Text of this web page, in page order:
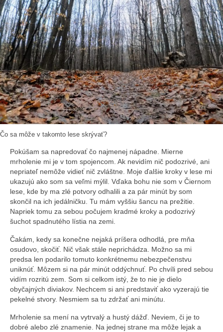
Čo sa môže v takomto lese skrývať?
Pokúšam sa napredovať čo najmenej nápadne. Mierne
mrholenie mi je v tom spojencom. Ak nevidím nič podozrivé, ani
nepriateľ nemôže vidieť nič zvláštne. Moje ďalšie kroky v lese mi
ukazujú ako som sa veľmi mýlil. Vďaka bohu nie som v Čiernom
lese, kde by ma zlé potvory odhalili a za pár minút by som
skončil na ich jedálničku. Tu mám vyššiu šancu na prežitie.
Napriek tomu za sebou počujem kradmé kroky a podozrivý
šuchot spadnutého lístia na zemi.
Čakám, kedy sa konečne nejaká príšera odhodlá, pre mňa
osudovo, skočiť. Nič však stále neprichádza. Možno sa mi
predsa len podarilo tomuto konkrétnemu nebezpečenstvu
uniknúť. Môzem si na pár minút oddýchnuť. Po chvíli pred sebou
vidím rozritú zem. Som si celkom istý, že to nie je dielo
obyčajných diviakov. Nechcem si ani predstaviť ako vyzerajú tie
pekelné stvory. Nesmiem sa tu zdržať ani minútu.
Mrholenie sa mení na vytrvalý a hustý dážď. Neviem, či je to
dobré alebo zlé znamenie. Na jednej strane ma môže lejak a